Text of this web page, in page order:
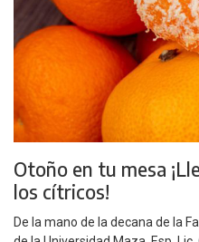
Otoño en tu mesa
los cítricos!
De la mano de la decana de la